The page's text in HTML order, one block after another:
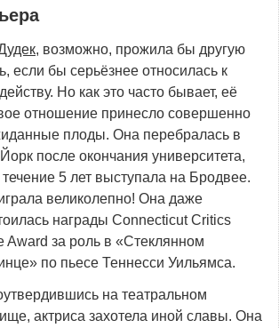
, возможно, прожила бы другую
если бы серьёзнее относилась к
Но как это часто бывает, её
отношение принесло совершенно
плоды. Она перебралась в
после окончания университета,
течение 5 лет выступала на Бродвее.
великолепно! Она даже
награды Connecticut Critics
Award за роль в «Стеклянном
по пьесе Теннесси Уильямса.
на театральном
актриса захотела иной славы. Она